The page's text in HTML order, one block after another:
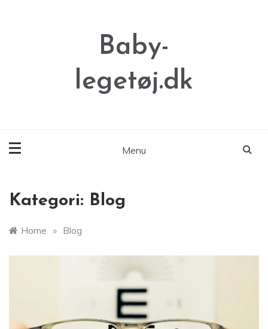
Baby-
legetøj.dk
Menu
Kategori: Blog
Home » Blog